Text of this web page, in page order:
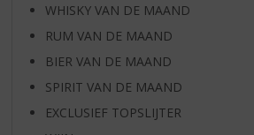
WHISKY VAN DE MAAND
RUM VAN DE MAAND
BIER VAN DE MAAND
SPIRIT VAN DE MAAND
EXCLUSIEF TOPSLIJTER